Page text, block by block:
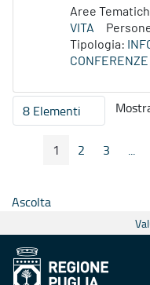
Aree
VITA
Tipologia:
CONFERENZE
8 ElementiPer pagina
Pagina Precedente
Pagina
1 Pagina
2 Pagina
3 ...
Ascolta